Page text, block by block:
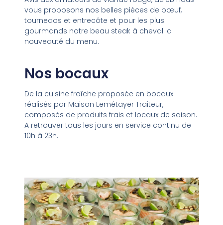
vous proposons nos belles pièces de bœuf,
tournedos et entrecôte et pour les plus
gourmands notre beau steak à cheval la
nouveauté du menu.
Nos bocaux
De la cuisine fraîche proposée en bocaux
réalisés par Maison Lemétayer Traiteur,
composés de produits frais et locaux de saison.
A retrouver tous les jours en service continu de
10h à 23h.